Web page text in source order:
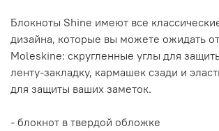
Блокноты Shine имеют все
дизайна, которые вы можете ожидать
Moleskine: скругленные углы для
ленту-закладку, кармашек сзади и
для защиты ваших заметок.
- блокнот в твердой обложке